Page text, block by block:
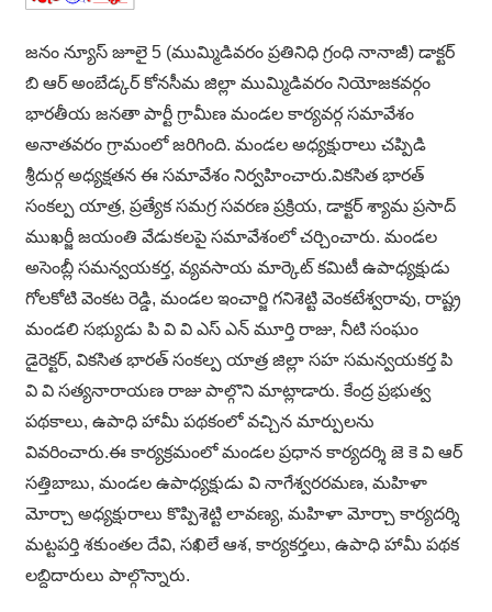
జనం న్యూస్ జూలై 5 (ముమ్మిడివరం ప్రతినిధి గ్రంధి నానాజీ) డాక్టర్
బి ఆర్ అంబేడ్కర్ కోనసీమ జిల్లా ముమ్మిడివరం నియోజకవర్గం
భారతీయ జనతా పార్టీ గ్రామీణ మండల కార్యవర్గ సమావేశం
అనాతవరం గ్రామంలో జరిగింది. మండల అధ్యక్షురాలు చప్పిడి
శ్రీదుర్గ అధ్యక్షతన ఈ సమావేశం నిర్వహించారు.వికసిత భారత్
సంకల్ప యాత్ర, ప్రత్యేక సమగ్ర సవరణ ప్రక్రియ, డాక్టర్ శ్యామ ప్రసాద్
ముఖర్జీ జయంతి వేడుకలపై సమావేశంలో చర్చించారు. మండల
అసెంబ్లీ సమన్వయకర్త, వ్యవసాయ మార్కెట్ కమిటీ ఉపాధ్యక్షుడు
గోలకోటి వెంకట రెడ్డి, మండల ఇంచార్జి గనిశెట్టి వెంకటేశ్వరావు, రాష్ట్ర
మండలి సభ్యుడు పి వి వి ఎస్ ఎన్ మూర్తి రాజు, నీటి సంఘం
డైరెక్టర్, వికసిత భారత్ సంకల్ప యాత్ర జిల్లా సహ సమన్వయకర్త పి
వి వి సత్యనారాయణ రాజు పాల్గొని మాట్లాడారు. కేంద్ర ప్రభుత్వ
పథకాలు, ఉపాధి హామీ పథకంలో వచ్చిన మార్పులను
వివరించారు.ఈ కార్యక్రమంలో మండల ప్రధాన కార్యదర్శి జె కె వి ఆర్
సత్తిబాబు, మండల ఉపాధ్యక్షుడు వి నాగేశ్వరరమణ, మహిళా
మోర్చా అధ్యక్షురాలు కొప్పిశెట్టి లావణ్య, మహిళా మోర్చా కార్యదర్శి
మట్టపర్తి శకుంతల దేవి, సఖిలే ఆశ, కార్యకర్తలు, ఉపాధి హామీ పథక
లబ్దిదారులు పాల్గొన్నారు.